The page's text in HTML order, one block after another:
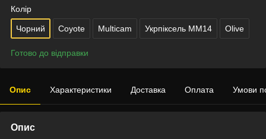
Колір
Чорний Coyote Multicam Укрпіксель ММ14 Olive
Готово до відправки
Опис Характеристики Доставка Оплата Умови
Опис